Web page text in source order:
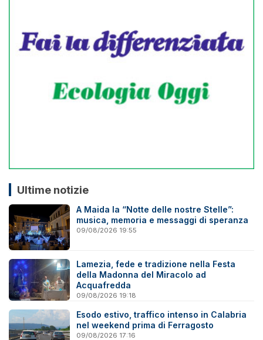
Ultime notizie
A Maida la “Notte delle nostre Stelle”:
musica, memoria e messaggi di speranza
09/08/2026 19:55
Lamezia, fede e tradizione nella Festa
della Madonna del Miracolo ad
Acquafredda
09/08/2026 19:18
Esodo estivo, traffico intenso in Calabria
nel weekend prima di Ferragosto
09/08/2026 17:16